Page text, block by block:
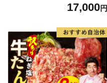
富良野 メロン めろん 果物 く
17,000円